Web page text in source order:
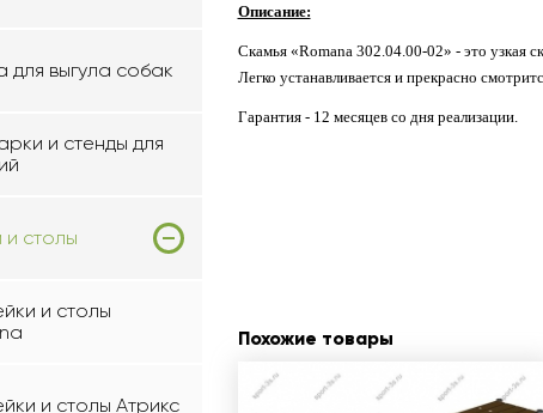
для выгула собак
и стенды для
и столы
и столы
и столы Атрикс
Описание:
Скамья «Romana 302.04.00-02» - это узкая
Легко устанавливается и прекрасно
Гарантия - 12 месяцев со дня реализации.
Похожие товары